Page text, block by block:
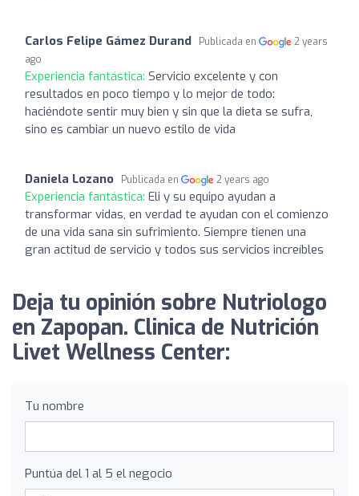
Carlos Felipe Gámez Durand Publicada en
2 years
ago
Experiencia fantástica: Servicio excelente y con
resultados en poco tiempo y lo mejor de todo:
haciéndote sentir muy bien y sin que la dieta se sufra,
sino es cambiar un nuevo estilo de vida
Daniela Lozano Publicada en 2 years ago
Experiencia fantástica: Eli y su equipo ayudan a
transformar vidas, en verdad te ayudan con el comienzo
de una vida sana sin sufrimiento. Siempre tienen una
gran actitud de servicio y todos sus servicios increíbles
Deja tu opinión sobre Nutriologo
en Zapopan. Clinica de Nutrición
Livet Wellness Center:
Tu nombre
Puntúa del 1 al 5 el negocio